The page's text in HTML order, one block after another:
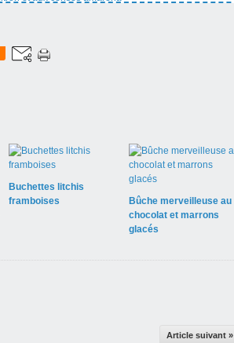
Buchettes litchis
framboises
Bûche merveilleuse au
chocolat et marrons
glacés
Article suivant »